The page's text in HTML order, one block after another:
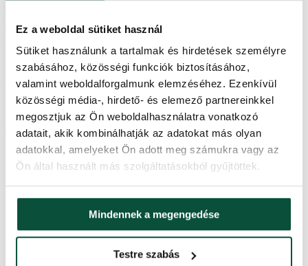
Ez a weboldal sütiket használ
Sütiket használunk a tartalmak és hirdetések személyre
szabásához, közösségi funkciók biztosításához,
valamint weboldalforgalmunk elemzéséhez. Ezenkívül
közösségi média-, hirdető- és elemező partnereinkkel
megosztjuk az Ön weboldalhasználatra vonatkozó
adatait, akik kombinálhatják az adatokat más olyan
adatokkal, amelyeket Ön adott meg számukra vagy az
Ön által használt más szolgáltatásokból gyűjtöttek.
Mindennek a megengedése
Testre szabás
egészítenek ki.
A karácsonyi koszorút az ajtóra vagy a kandalló fölé akaszthatja, és
sok időt takaríthat meg saját koszorújának fáradságos díszítésével. A
gallyak gondos szétnyitása után az átmérője a 35 cm-t éri el.
Felhívjuk figyelmét, hogy a képen látható néhány díszítő elem eltérő
lehet, de ez nem befolyásolja a teljes kompozíció kialakítását.
Termékparaméterek
PVC